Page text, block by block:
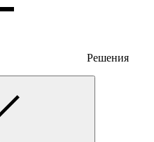
Решения